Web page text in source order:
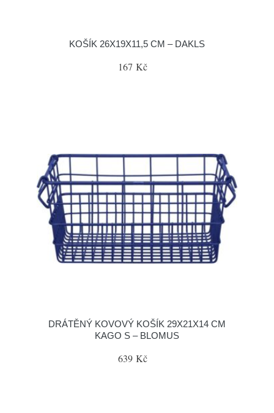
KOŠÍK 26X19X11,5 CM – DAKLS
167 Kč
DRÁTĚNÝ KOVOVÝ KOŠÍK 29X21X14 CM
KAGO S – BLOMUS
639 Kč